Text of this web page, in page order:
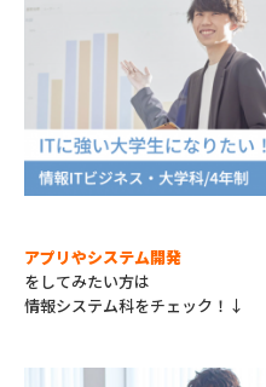
アプリやシステム開発
をしてみたい方は
情報システム科をチェック！↓